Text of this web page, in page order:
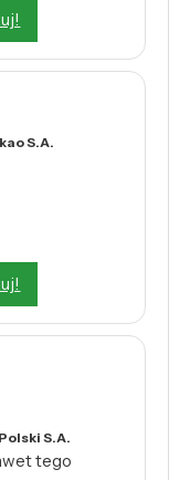
S.A.
S.A.
tego